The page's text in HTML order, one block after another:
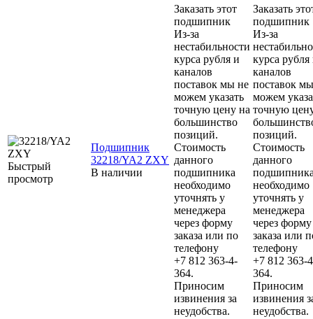
Быстрый
просмотр
Подшипник
32218/YA2 ZXY
В наличии
Заказать этот
подшипник
Из-за
нестабильности
курса рубля и
каналов
поставок мы не
можем указать
точную цену на
большинство
позиций.
Стоимость
данного
подшипника
необходимо
уточнять у
менеджера
через форму
заказа или по
телефону
+7 812 363-4-
364.
Приносим
извинения за
неудобства.
Заказать
подшипник
Из-за
курса рубля
каналов
поставок
можем
точную
позиций.
Стоимость
данного
необходимо
уточнять у
менеджера
через форму
заказа или
телефону
+7 812 363-
364.
Приносим
извинения
неудобства.